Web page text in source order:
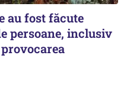
au fost făcute
persoane, inclusiv